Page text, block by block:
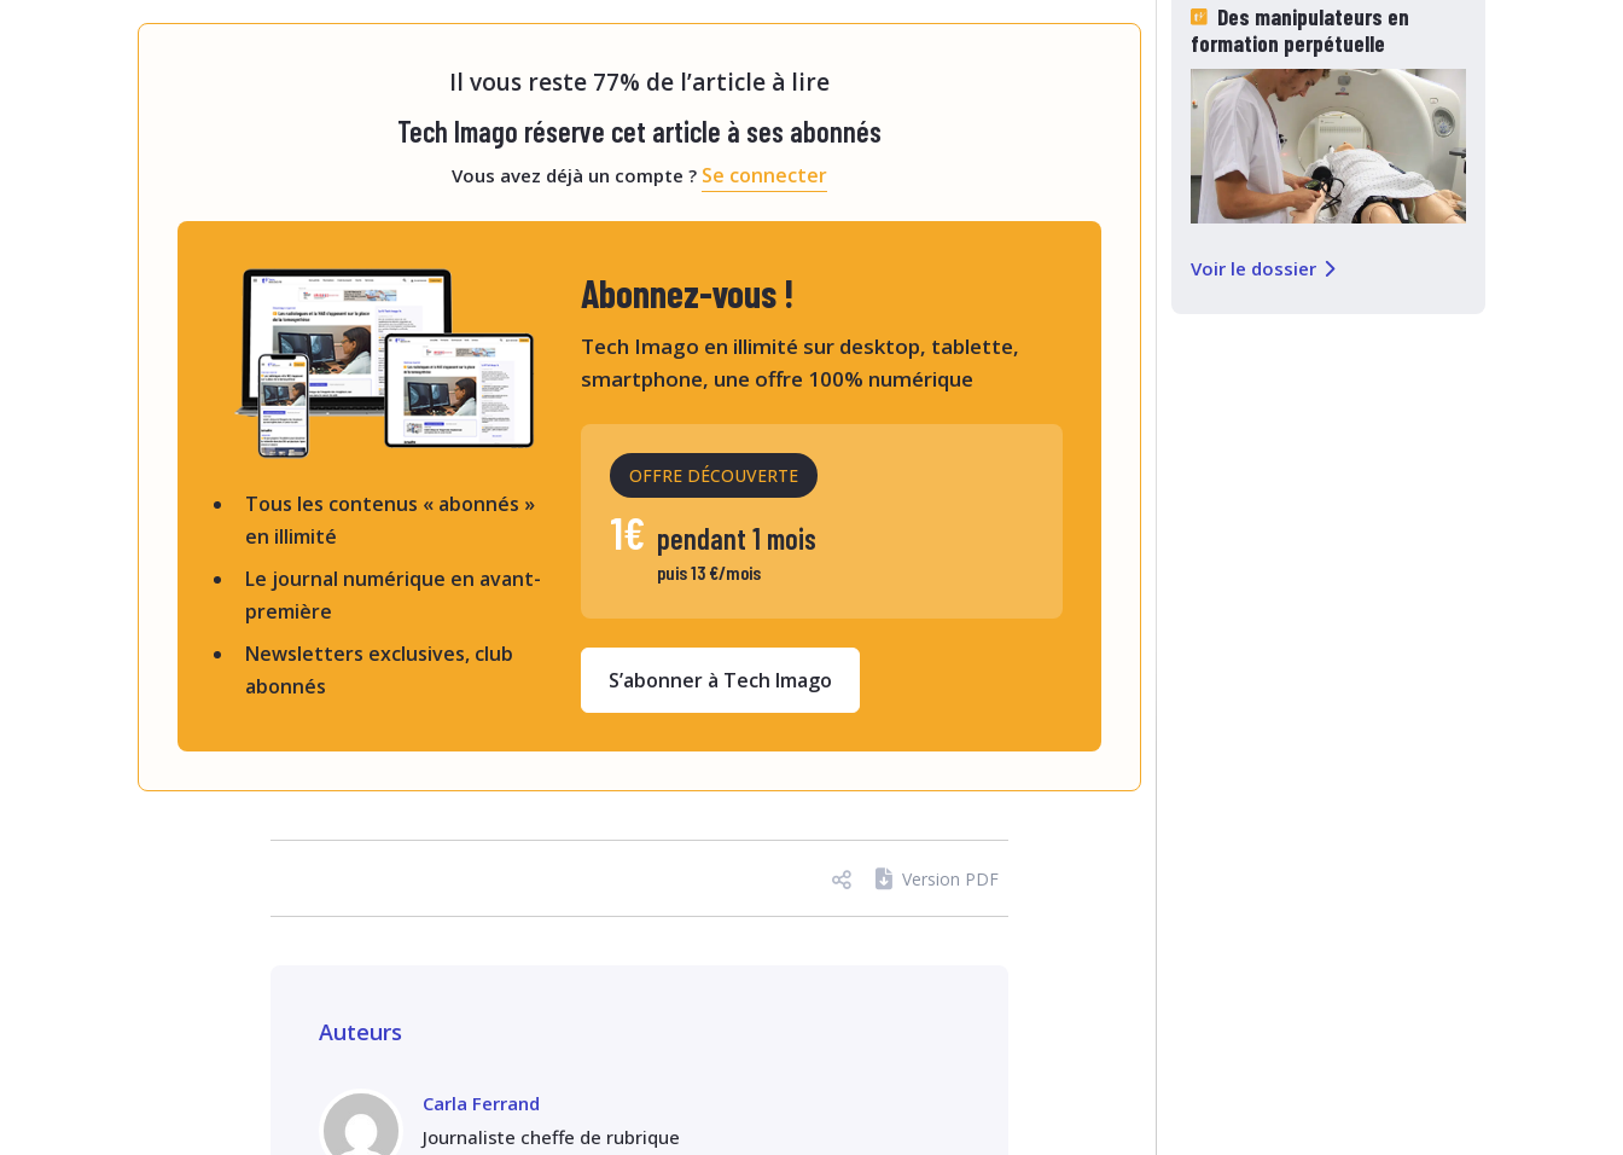
Il vous reste 77% de l’article à lire
Tech Imago réserve cet article à ses abonnés
Vous avez déjà un compte ? Se connecter
Tous les contenus « abonnés »
en illimité
Le journal numérique en avant-
première
Newsletters exclusives, club
abonnés
Abonnez-vous !
Tech Imago en illimité sur desktop, tablette,
smartphone, une offre 100% numérique
OFFRE DÉCOUVERTE
1€ pendant 1 mois
puis 13 €/mois
S’abonner à Tech Imago
Version PDF
Auteurs
Carla Ferrand
Journaliste cheffe de rubrique
Des manipulateurs en
formation perpétuelle
Voir le dossier